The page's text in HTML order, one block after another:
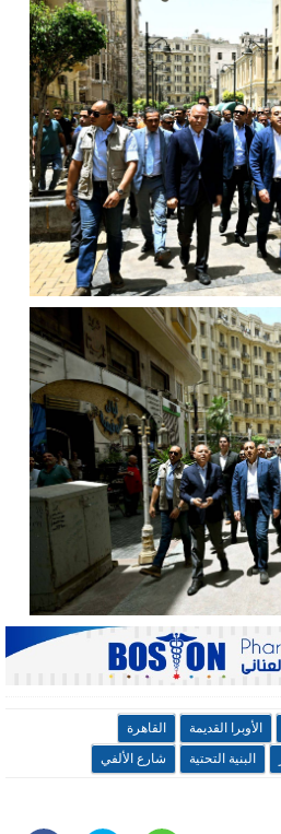
الأوبرا القديمة
القاهرة
البنية التحتية شارع الألفي